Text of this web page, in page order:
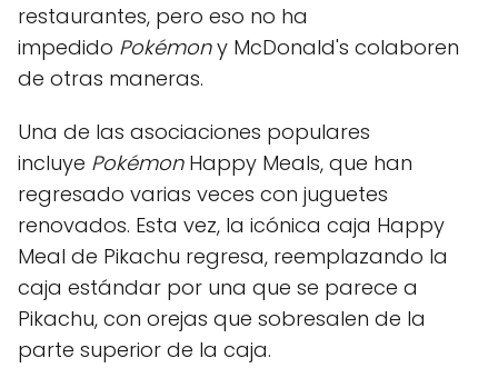
restaurantes, pero eso no ha
impedido Pokémony McDonald's colaboren
de otras maneras.
Una de las asociaciones populares
incluye Pokémon Happy Meals, que han
regresado varias veces con juguetes
renovados. Esta vez, la icónica caja Happy
Meal de Pikachu regresa, reemplazando la
caja estándar por una que se parece a
Pikachu, con orejas que sobresalen de la
parte superior de la caja.